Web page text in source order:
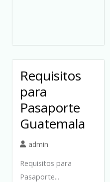
Requisitos
para
Pasaporte
Guatemala
admin
Requisitos para
Pasaporte...